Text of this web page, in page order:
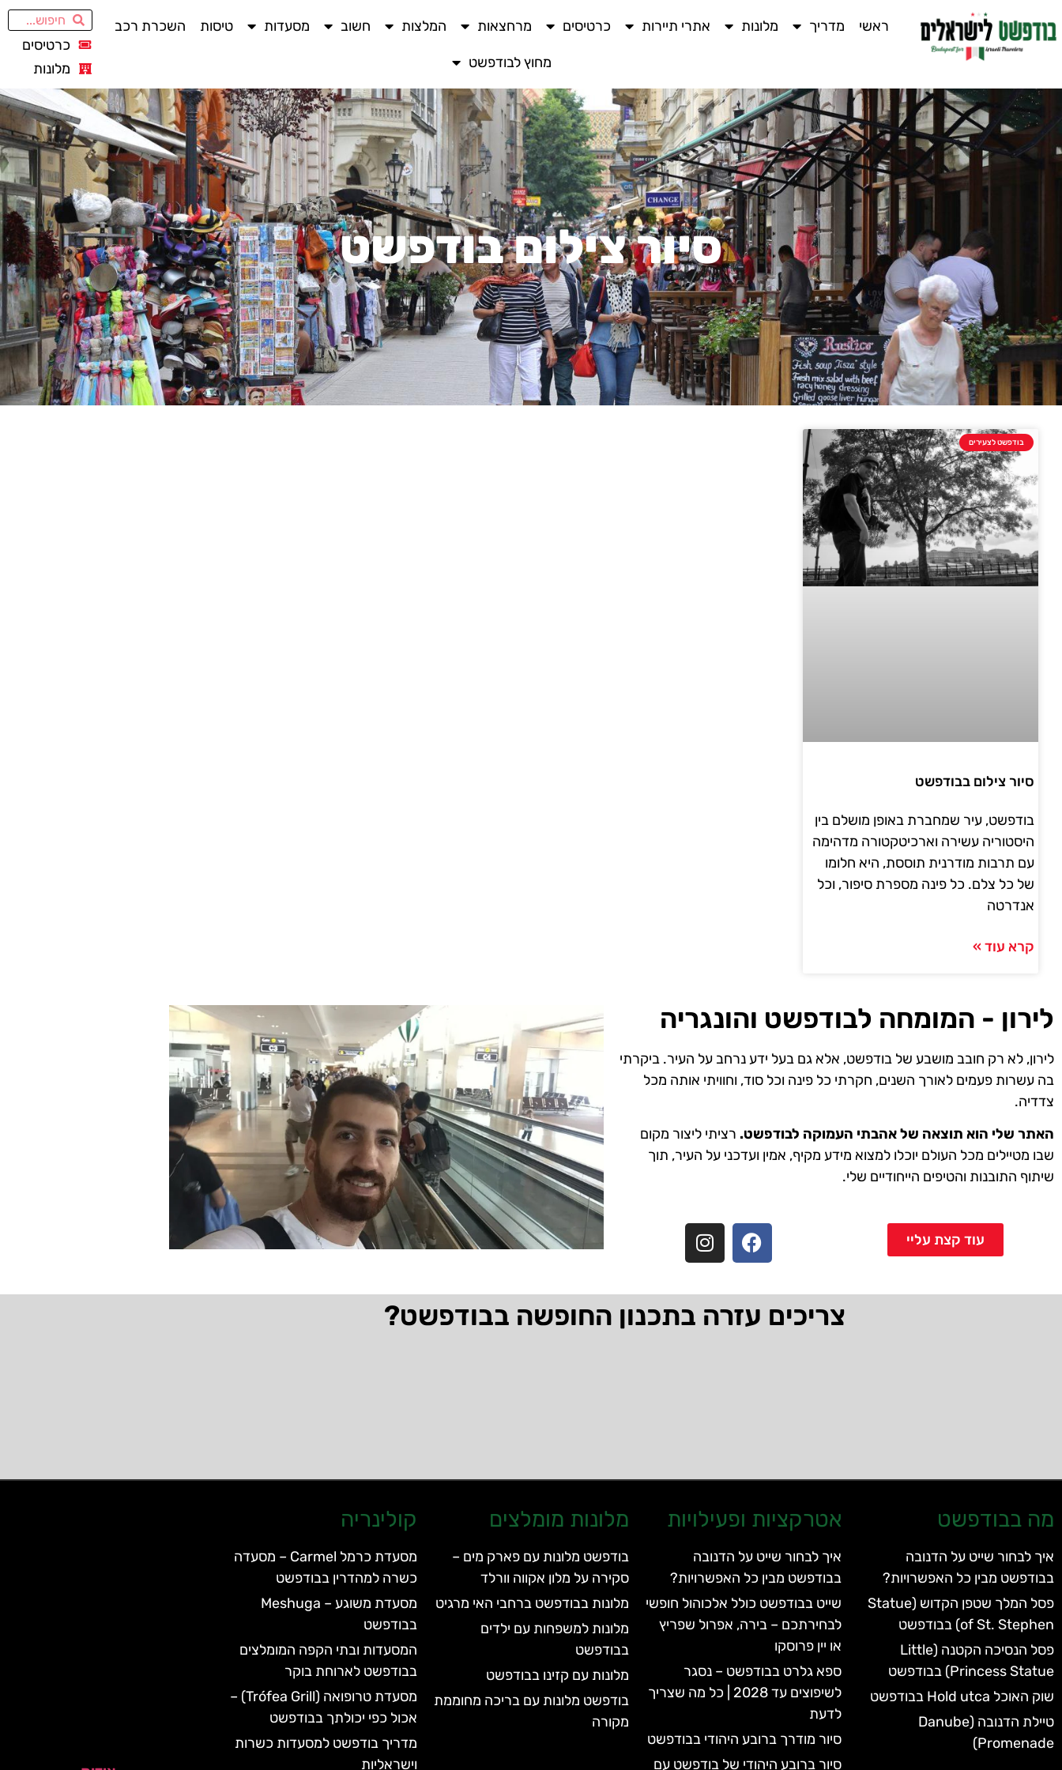
ראשי מדריך מלונות אתרי תיירות כרטיסים מרחצאות המלצות חשוב מסעדות טיסות השכרת רכב
מחוץ לבודפשט
כרטיסים
מלונות
סיור צילום בודפשט
בודפשט לצעירים
סיור צילום בבודפשט
בודפשט, עיר שמחברת באופן מושלם בין
היסטוריה עשירה וארכיטקטורה מדהימה
עם תרבות מודרנית תוססת, היא חלומו
של כל צלם. כל פינה מספרת סיפור, וכל
אנדרטה
קרא עוד »
לירון - המומחה לבודפשט והונגריה
לירון, לא רק חובב מושבע של בודפשט, אלא גם בעל ידע נרחב על העיר. ביקרתי
בה עשרות פעמים לאורך השנים, חקרתי כל פינה וכל סוד, וחוויתי אותה מכל
צדדיה.
האתר שלי הוא תוצאה של אהבתי העמוקה לבודפשט. רציתי ליצור מקום
שבו מטיילים מכל העולם יוכלו למצוא מידע מקיף, אמין ועדכני על העיר, תוך
שיתוף התובנות והטיפים הייחודיים שלי.
עוד קצת עליי
צריכים עזרה בתכנון החופשה בבודפשט?
מה בבודפשט
איך לבחור שייט על הדנובה
בבודפשט מבין כל האפשרויות?
פסל המלך שטפן הקדוש (Statue
of St. Stephen) בבודפשט
פסל הנסיכה הקטנה (Little
Princess Statue) בבודפשט
שוק האוכל Hold utca בבודפשט
טיילת הדנובה (Danube
Promenade)
אטרקציות ופעילויות
איך לבחור שייט על הדנובה
בבודפשט מבין כל האפשרויות?
שייט בבודפשט כולל אלכוהול חופשי
לבחירתכם – בירה, אפרול שפריץ
או יין פרוסקו
ספא גלרט בבודפשט – נסגר
לשיפוצים עד 2028 | כל מה שצריך
לדעת
סיור מודרך ברובע היהודי בבודפשט
סיור ברובע היהודי של בודפשט עם
מלונות מומלצים
בודפשט מלונות עם פארק מים –
סקירה על מלון אקווה וורלד
מלונות בבודפשט ברחבי האי מרגיט
מלונות למשפחות עם ילדים
בבודפשט
מלונות עם קזינו בבודפשט
בודפשט מלונות עם בריכה מחוממת
מקורה
קולינריה
מסעדת כרמל Carmel – מסעדה
כשרה למהדרין בבודפשט
מסעדת משוגע – Meshuga
בבודפשט
המסעדות ובתי הקפה המומלצים
בבודפשט לארוחת בוקר
מסעדת טרופואה (Trófea Grill) –
אכול כפי יכולתך בבודפשט
מדריך בודפשט למסעדות כשרות
וישראליות